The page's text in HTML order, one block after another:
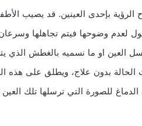
بإحدى العينين. قد يصيب
لعدم وضوحها فيتم تجاهلها
العين او ما نسميه بالغطش الذي
بدون علاج، ويطلق على هذه
للصورة التي ترسلها تلك